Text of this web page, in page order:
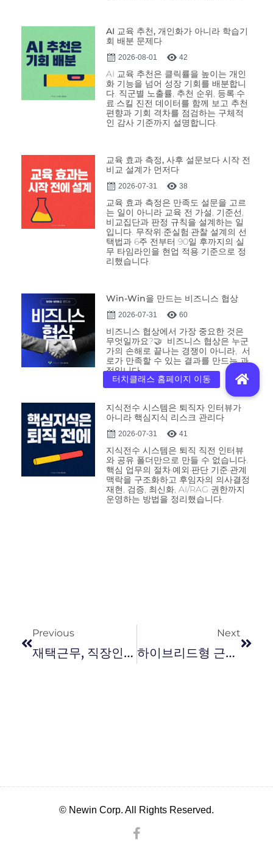
AI 교육 추천, 개인화가 아니라 학습기
회 배분 문제다
2026-08-01 42
AI 교육 추천은 클릭률을 높이는 개인
화 기능을 넘어 성장 기회를 배분합니
다. 직군별 노출률, 추천 순위, 등록·수
료·스킬 진전 데이터를 함께 보고 추천
편향과 기회 격차를 점검하는 구체적
인 감사 기준까지 설명합니다.
교육 효과 측정, 사후 설문보다 시작 전
비교 설계가 먼저다
2026-07-31 38
교육 효과 측정은 만족도 설문을 고르
는 일이 아니라 교육 전 가설, 기준선,
비교집단과 판정 규칙을 설계하는 일
입니다. 무작위·준실험·관찰 설계의 선
택법과 6주 전부터 90일 후까지의 실
무 타임라인을 현업 적용 기준으로 정
리했습니다.
Win-Win을 만드는 비즈니스 협상
2026-07-31 60
비즈니스 협상에서 가장 중요한 것은
무엇일까요?🤝 비즈니스 협상은 누군
가의 손해로 끝나는 경쟁이 아니라, 서
로가 만족할 수 있는 결과를 만드는 과
정입니다.
지식전수 시스템은 퇴직자 인터뷰가
아니라 핵심지식 리스크 관리다
2026-07-31 41
지식전수 시스템은 퇴직 직전 인터뷰
와 공유 폴더만으로 만들 수 없습니다.
핵심 업무의 절차·예외·판단 기준·관계
맥락을 구조화하고 후임자의 의사결정
재현, 검증, 최신화, AI/RAG 권한까지
운영하는 방법을 정리했습니다.
Previous
재택근무, 직장인에게 정말 꿀일까?
Next
하이브리드형 근무, 성공적으로 정착시키기 위한 조언
© Newin Corp. All Rights Reserved.